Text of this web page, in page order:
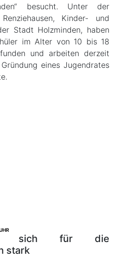
besucht. Unter der
Kinder- und
Stadt Holzminden, haben
im Alter von 10 bis 18
und arbeiten derzeit
eines Jugendrates
sich für die
stark